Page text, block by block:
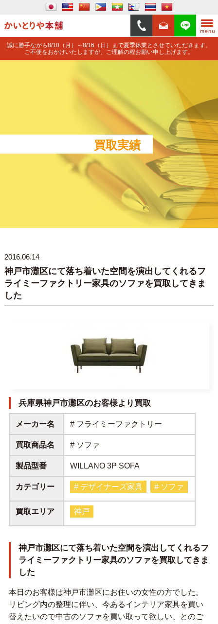
誠に勝手ながら8/10（月）～8/16（日）まで夏季休業とさせていただきます。
ご不便をおかけいたしますが、ご理解の程お願い申し上げます。
買取実績
2016.06.14
神戸市灘区にて落ち着いた空間を演出してくれるフ
ライミーファクトリー家具のソファを買取してきま
した
兵庫県神戸市灘区のお客様より買取
メーカー名 # フライミーファクトリー
買取商品名 # ソファ
製品型番 WILLANO 3P SOFA
カテゴリー # デザイナーズ家具 # ソファ
買取エリア 神戸
神戸市灘区にて落ち着いた空間を演出してくれるフ
ライミーファクトリー家具のソファを買取してきま
した
本日のお客様は神戸市灘区にお住いの女性の方でした。
リビング内の整理に伴い、今あるインテリア家具を買い
替えたいので中古のソファを買い取って欲しい、とのご